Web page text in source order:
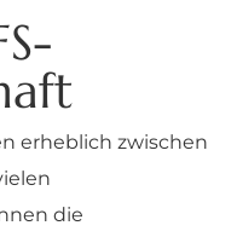
erheblich zwischen
die